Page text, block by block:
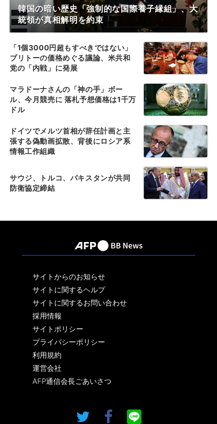
韓国の暗い歴史「強制的な国際養子縁組」、大
統領が真相解明を約束
「1個3000円超もすべきではない」
ブリトーの価格めぐる議論、米共和
党の「内戦」に発展
マラドーナさんの「神の手」ボー
ル、今月競売に 落札予想価格は1千万
ドル
ドイツでメルツ首相が辞任計画と主
張する偽動画拡散、背後にロシア系
情報工作組織
サウジ、トルコ、パキスタンが共同
防衛協定締結
サイトからのお知らせ
サイトに関するヘルプ
サイトに関するお問い合わせ
採用情報
サイトポリシー
プライバシーポリシー
利用規約
運営会社
AFP通信会長ごあいさつ